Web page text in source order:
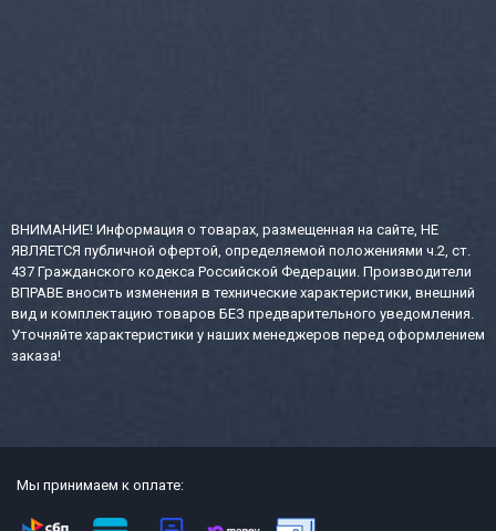
ВНИМАНИЕ! Информация о товарах, размещенная на сайте, НЕ
ЯВЛЯЕТСЯ публичной офертой, определяемой положениями ч.2, ст.
437 Гражданского кодекса Российской Федерации. Производители
ВПРАВЕ вносить изменения в технические характеристики, внешний
вид и комплектацию товаров БЕЗ предварительного уведомления.
Уточняйте характеристики у наших менеджеров перед оформлением
заказа!
Мы принимаем к оплате: